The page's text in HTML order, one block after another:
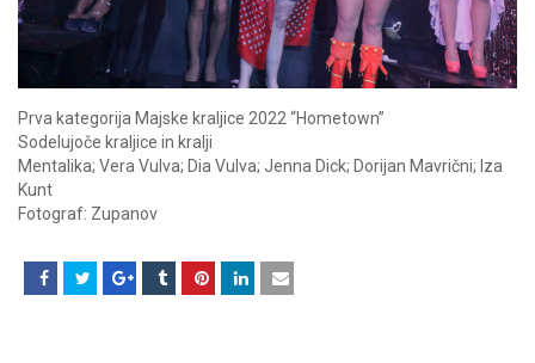
Prva kategorija Majske kraljice 2022 “Hometown”
Sodelujoče kraljice in kralji
Mentalika; Vera Vulva; Dia Vulva; Jenna Dick; Dorijan Mavrični; Iza
Kunt
Fotograf: Zupanov